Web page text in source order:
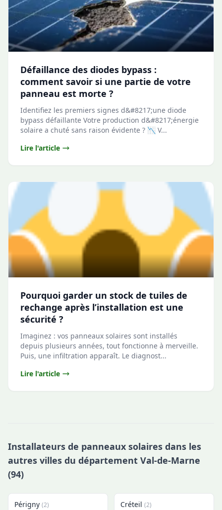
Défaillance des diodes bypass :
comment savoir si une partie de votre
panneau est morte ?
Identifiez les premiers signes d&#8217;une diode
bypass défaillante Votre production d&#8217;énergie
solaire a chuté sans raison évidente ? 📉 V...
Lire l'article
Pourquoi garder un stock de tuiles de
rechange après l’installation est une
sécurité ?
Imaginez : vos panneaux solaires sont installés
depuis plusieurs années, tout fonctionne à merveille.
Puis, une infiltration apparaît. Le diagnost...
Lire l'article
Installateurs de panneaux solaires dans les
autres villes du département Val-de-Marne
(94)
Périgny (2) Créteil (2)